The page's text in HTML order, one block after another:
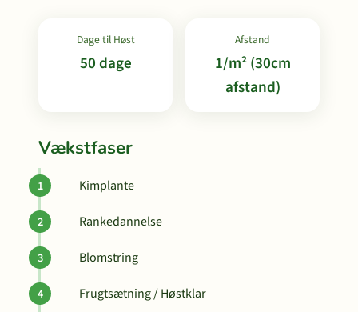
Dage til Høst
50 dage
Afstand
1/m² (30cm
afstand)
Vækstfaser
Kimplante
Rankedannelse
Blomstring
Frugtsætning / Høstklar